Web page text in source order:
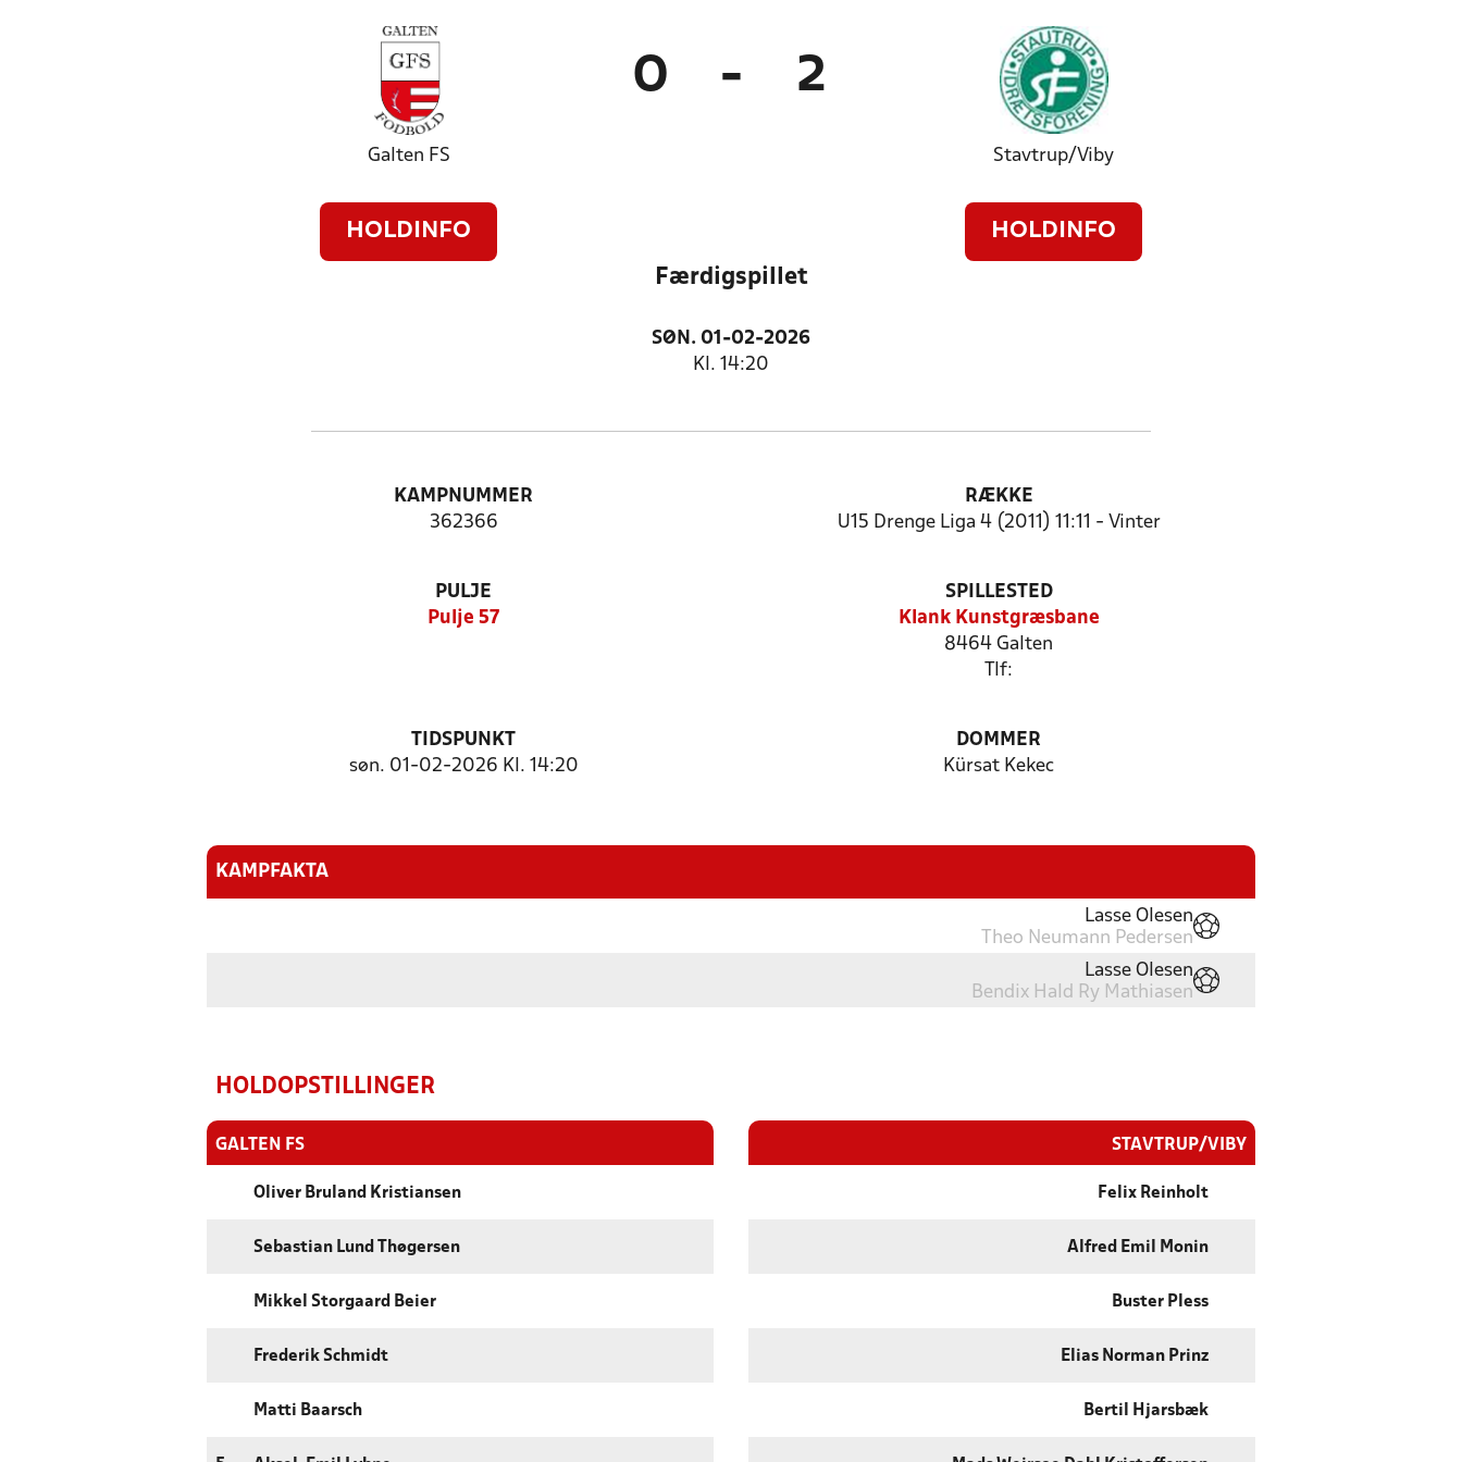
Galten FS
HOLDINFO
0 - 2
Stavtrup/Viby
HOLDINFO
Færdigspillet
SØN. 01-02-2026
Kl. 14:20
KAMPNUMMER
362366
RÆKKE
U15 Drenge Liga 4 (2011) 11:11 - Vinter
PULJE
Pulje 57
SPILLESTED
Klank Kunstgræsbane
8464 Galten
Tlf:
TIDSPUNKT
søn. 01-02-2026 Kl. 14:20
DOMMER
Kürsat Kekec
KAMPFAKTA
Lasse Olesen
Theo Neumann Pedersen
Lasse Olesen
Bendix Hald Ry Mathiasen
HOLDOPSTILLINGER
GALTEN FS
Oliver Bruland Kristiansen
Sebastian Lund Thøgersen
Mikkel Storgaard Beier
Frederik Schmidt
Matti Baarsch
STAVTRUP/VIBY
Felix Reinholt
Alfred Emil Monin
Buster Pless
Elias Norman Prinz
Bertil Hjarsbæk